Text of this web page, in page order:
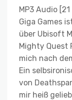
MP3 Audio
Giga Games
über Ubisoft
Mighty Quest
mich nach
Ein
von
mir heiß